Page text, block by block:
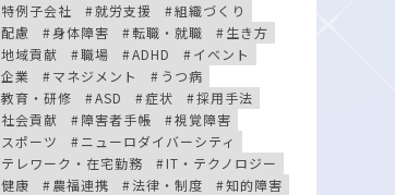
特例子会社
就労支援
組織づくり
配慮
身体障害 転職・就職
生き方
地域貢献
職場 ADHD
イベント
企業
マネジメント
うつ病
教育・研修
ASD 症状
採用手法
社会貢献
障害者手帳
視覚障害
スポーツ
ニューロダイバーシティ
テレワーク・在宅勤務
IT・テクノロジー
健康
農福連携 法律・制度
知的障害